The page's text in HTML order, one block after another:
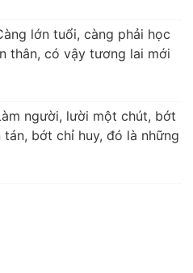
lớn tuổi, càng phải học
thân, có vậy tương lai mới
người, lười một chút, bớt
bớt chỉ huy, đó là những